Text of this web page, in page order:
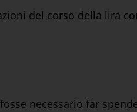
del corso della lira
necessario far